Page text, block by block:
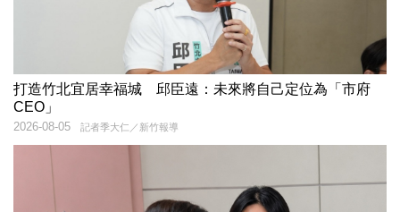
打造竹北宜居幸福城 邱臣遠：未來將自己定位為「市府
CEO」
記者季大仁／新竹報導
2026-08-05